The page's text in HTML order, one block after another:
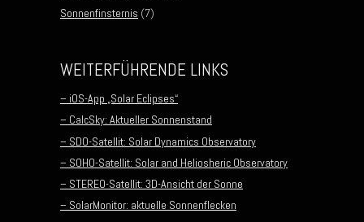
Sonnenfinsternis (7)
WEITERFÜHRENDE LINKS
– iOS-App „Solar Eclipses“
– CalcSky: Aktueller Sonnenstand
– SDO-Satellit: Solar Dynamics Observatory
– SOHO-Satellit: Solar and Heliosheric Observatory
– STEREO-Satellit: 3D-Ansicht der Sonne
– SolarMonitor: aktuelle Sonnenflecken